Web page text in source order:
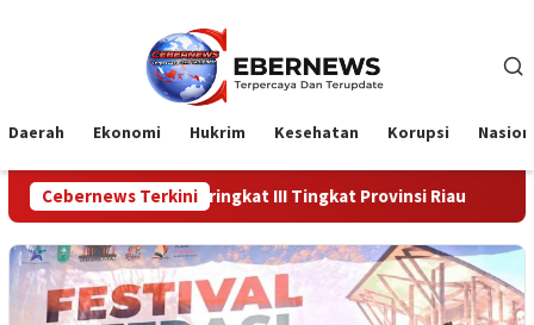
Daerah Ekonomi Hukrim Kesehatan Korupsi
Cebernews Terkini
Peringkat III Tingkat Provinsi Riau Kadiskes